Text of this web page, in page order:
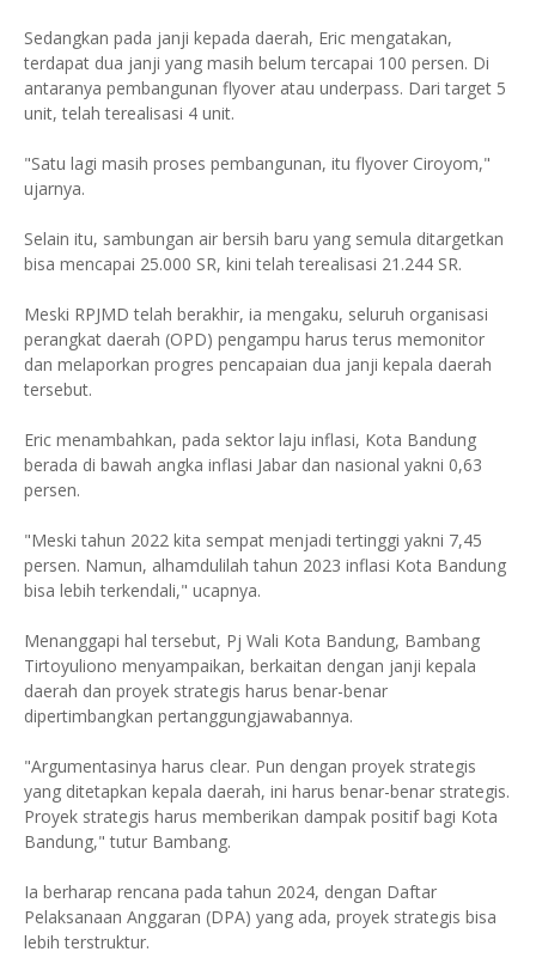
Sedangkan pada janji kepada daerah, Eric mengatakan,
terdapat dua janji yang masih belum tercapai 100 persen. Di
antaranya pembangunan flyover atau underpass. Dari target 5
unit, telah terealisasi 4 unit.
"Satu lagi masih proses pembangunan, itu flyover Ciroyom,"
ujarnya.
Selain itu, sambungan air bersih baru yang semula ditargetkan
bisa mencapai 25.000 SR, kini telah terealisasi 21.244 SR.
Meski RPJMD telah berakhir, ia mengaku, seluruh organisasi
perangkat daerah (OPD) pengampu harus terus memonitor
dan melaporkan progres pencapaian dua janji kepala daerah
tersebut.
Eric menambahkan, pada sektor laju inflasi, Kota Bandung
berada di bawah angka inflasi Jabar dan nasional yakni 0,63
persen.
"Meski tahun 2022 kita sempat menjadi tertinggi yakni 7,45
persen. Namun, alhamdulilah tahun 2023 inflasi Kota Bandung
bisa lebih terkendali," ucapnya.
Menanggapi hal tersebut, Pj Wali Kota Bandung, Bambang
Tirtoyuliono menyampaikan, berkaitan dengan janji kepala
daerah dan proyek strategis harus benar-benar
dipertimbangkan pertanggungjawabannya.
"Argumentasinya harus clear. Pun dengan proyek strategis
yang ditetapkan kepala daerah, ini harus benar-benar strategis.
Proyek strategis harus memberikan dampak positif bagi Kota
Bandung," tutur Bambang.
Ia berharap rencana pada tahun 2024, dengan Daftar
Pelaksanaan Anggaran (DPA) yang ada, proyek strategis bisa
lebih terstruktur.